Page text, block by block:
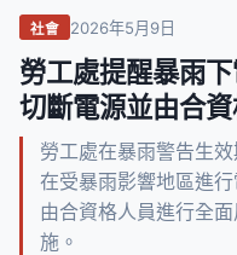
社會 2026年5月9日
勞工處提醒暴雨
切斷電源並由合
勞工處在暴雨警告生
在受暴雨影響地區進
由合資格人員進行全
施。